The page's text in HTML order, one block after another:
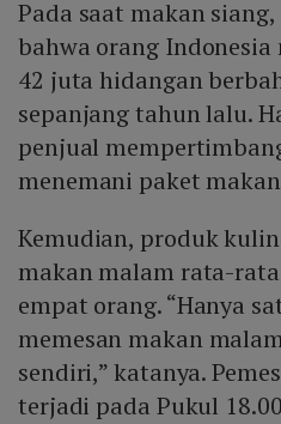
Pada saat makan
bahwa orang
42 juta hidangan
sepanjang tahun lalu.
penjual
menemani paket
Kemudian, produk
makan malam rata-
empat orang. “Hanya
memesan makan
sendiri,” katanya.
terjadi pada Pukul